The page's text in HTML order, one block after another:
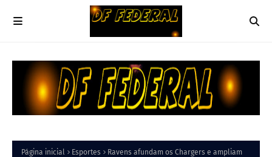
Página inicial Esportes
Ravens afundam os Chargers e ampliam